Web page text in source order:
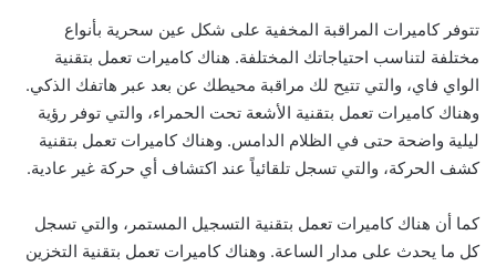
تتوفر كاميرات المراقبة المخفية على شكل عين سحرية بأنواع
مختلفة لتناسب احتياجاتك المختلفة. هناك كاميرات تعمل بتقنية
الواي فاي، والتي تتيح لك مراقبة محيطك عن بعد عبر هاتفك الذكي.
وهناك كاميرات تعمل بتقنية الأشعة تحت الحمراء، والتي توفر رؤية
ليلية واضحة حتى في الظلام الدامس. وهناك كاميرات تعمل بتقنية
كشف الحركة، والتي تسجل تلقائياً عند اكتشاف أي حركة غير عادية.
كما أن هناك كاميرات تعمل بتقنية التسجيل المستمر، والتي تسجل
كل ما يحدث على مدار الساعة. وهناك كاميرات تعمل بتقنية التخزين